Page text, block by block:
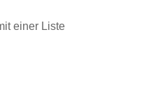
einer Liste